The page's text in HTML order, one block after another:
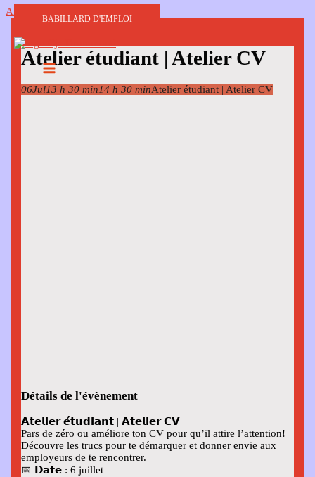
Aller au contenu
BABILLARD D'EMPLOI
Atelier étudiant | Atelier CV
06Jul13 h 30 min14 h 30 minAtelier étudiant | Atelier CV
Détails de l'évènement
𝗔𝘁𝗲𝗹𝗶𝗲𝗿 𝗲́𝘁𝘂𝗱𝗶𝗮𝗻𝘁 | 𝗔𝘁𝗲𝗹𝗶𝗲𝗿 𝗖𝗩
Pars de zéro ou améliore ton CV pour qu’il attire l’attention!
Découvre les trucs pour te démarquer et donner envie aux
employeurs de te rencontrer.
📅 𝗗𝗮𝘁𝗲 : 6 juillet